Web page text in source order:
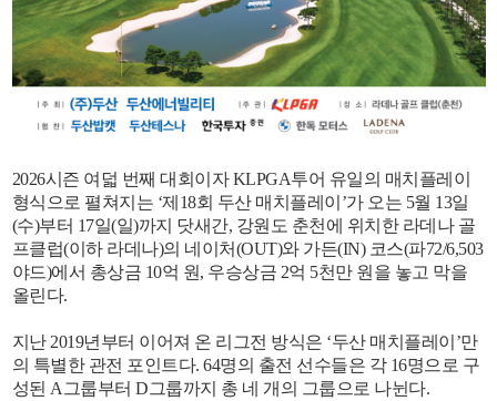
2026시즌 여덟 번째 대회이자 KLPGA투어 유일의 매치플레이
형식으로 펼쳐지는 ‘제18회 두산 매치플레이’가 오는 5월 13일
(수)부터 17일(일)까지 닷새간, 강원도 춘천에 위치한 라데나 골
프클럽(이하 라데나)의 네이처(OUT)와 가든(IN) 코스(파72/6,503
야드)에서 총상금 10억 원, 우승상금 2억 5천만 원을 놓고 막을
올린다.
지난 2019년부터 이어져 온 리그전 방식은 ‘두산 매치플레이’만
의 특별한 관전 포인트다. 64명의 출전 선수들은 각 16명으로 구
성된 A그룹부터 D그룹까지 총 네 개의 그룹으로 나뉜다.